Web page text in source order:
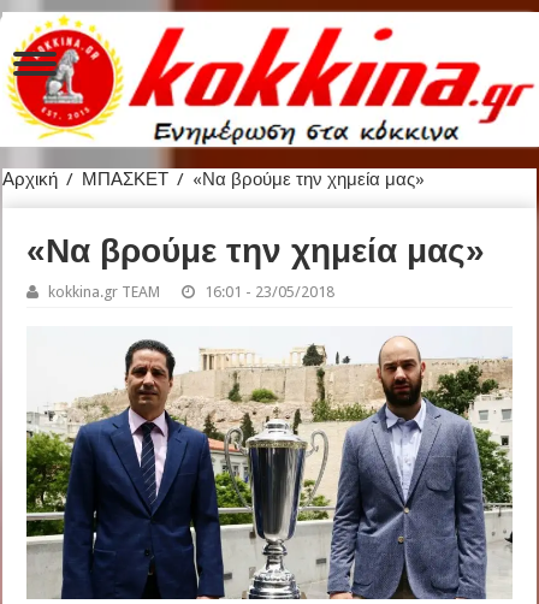
Αρχική / ΜΠΑΣΚΕΤ / «Να βρούμε την χημεία μας»
«Να βρούμε την χημεία μας»
kokkina.gr TEAM 16:01 - 23/05/2018